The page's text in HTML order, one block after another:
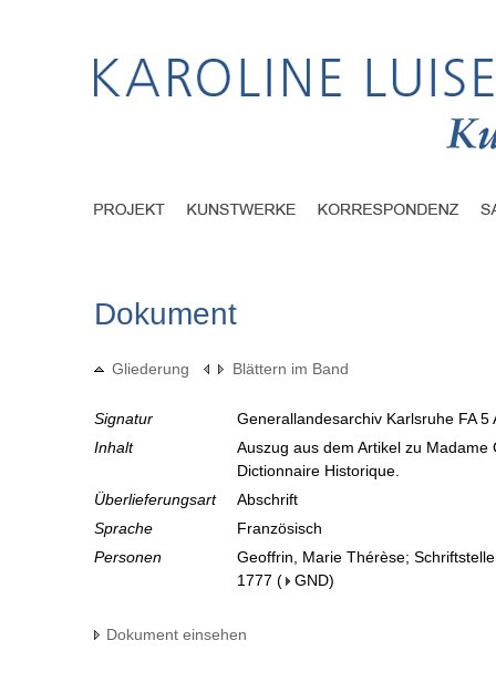
Dokument
Gliederung Blättern im Band
Signatur
Generallandesarchiv Karlsruhe FA
Inhalt
Auszug aus dem Artikel zu
Dictionnaire Historique.
Überlieferungsart
Abschrift
Sprache
Französisch
Personen
Geoffrin, Marie Thérèse;
1777 ( GND)
Dokument einsehen